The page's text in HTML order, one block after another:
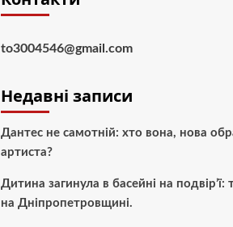
to3004546@gmail.com
Недавні записи
Дантес не самотній: хто вона, нова
артиста?
Дитина загинула в басейні на подвір’ї:
на Дніпропетровщині.